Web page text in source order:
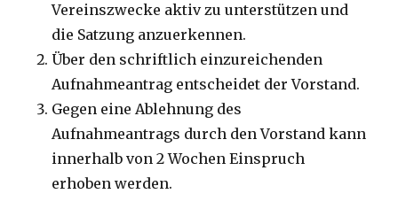
Vereinszwecke aktiv zu unterstützen und
die Satzung anzuerkennen.
Über den schriftlich einzureichenden
Aufnahmeantrag entscheidet der Vorstand.
Gegen eine Ablehnung des
Aufnahmeantrags durch den Vorstand kann
innerhalb von 2 Wochen Einspruch
erhoben werden.